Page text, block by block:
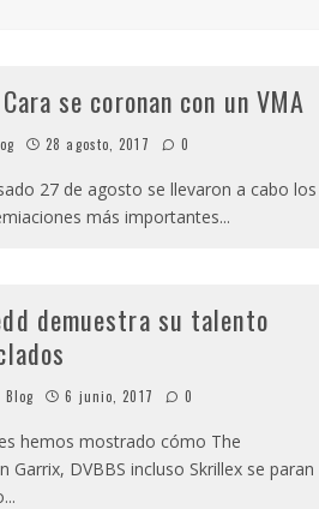
se coronan con un VMA
28 agosto, 2017 0
27 de agosto se llevaron a cabo los
más importantes...
demuestra su talento
Blog 6 junio, 2017 0
hemos mostrado cómo The
Garrix, DVBBS incluso Skrillex se paran
...